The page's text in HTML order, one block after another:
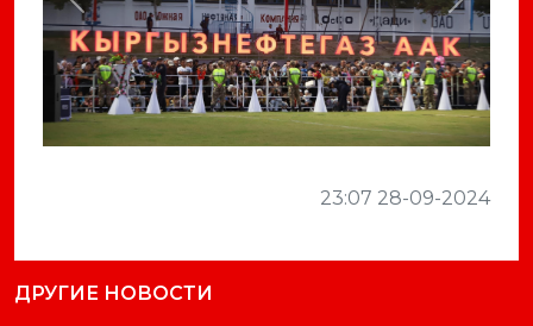
Previous Next
23:07 28-09-2024
ДРУГИЕ НОВОСТИ